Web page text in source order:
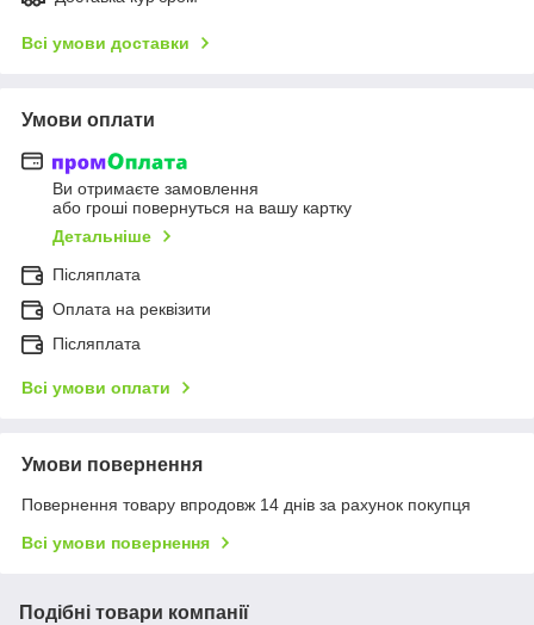
Всі умови доставки
Умови оплати
Ви отримаєте замовлення
або гроші повернуться на вашу картку
Детальніше
Післяплата
Оплата на реквізити
Післяплата
Всі умови оплати
Умови повернення
Повернення товару впродовж 14 днів за рахунок покупця
Всі умови повернення
Подібні товари компанії